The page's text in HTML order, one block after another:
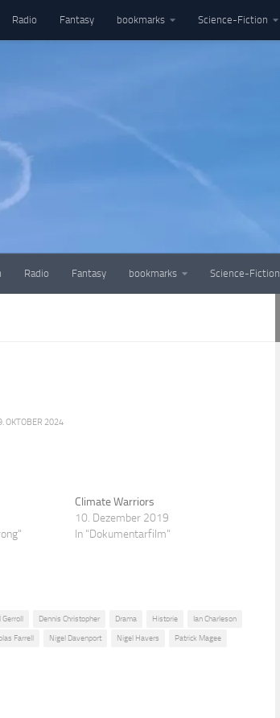
Radio Fantasy bookmarks Science-Fiction
Radio Fantasy bookmarks Science-Fiction
OKTOBER 2024
Climate Warriors
10. Dezember 2019
In "Dokumentarfilm"
Gerroll Dennis Christopher Drama Historie Ian Charleson
Farrell Nigel Davenport Nigel Havers Patrick Magee